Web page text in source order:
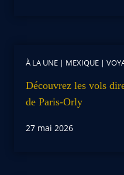
À LA UNE | MEXIQUE |
Découvrez les vols
de Paris-Orly
27 mai 2026